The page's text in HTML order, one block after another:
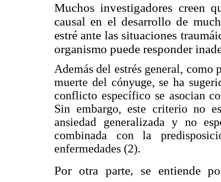
Muchos investigadores creen
causal en el desarrollo de
estré ante las situaciones
organismo puede responder
Además del estrés general,
muerte del cónyuge, se ha
conflicto específico se asocian
Sin embargo, este criterio no
ansiedad generalizada y no
combinada con la
enfermedades (2).
Por otra parte, se entiende